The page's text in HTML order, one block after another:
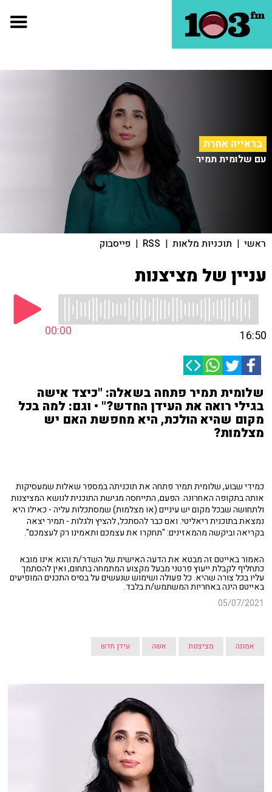
בראייה אחרת
עם שלומית תמיר
ראשי | תוכניות מלאות |
RSS
| פייסבוק
עניין של מציצנות
00:00 16:50
שלומית תמיר פתחה בשאלה: "כיצד אישה
בגילי רואה את העידן החדש?" • וגם: למה בכל
מקום שהיא הולכת, היא מחפשת האם יש
מצלמות?
כמידי שבוע, שלומית תמיר פתחה את תוכניתה במספר שאלות שמעסיקות
אותה בתקופה האחרונה. הפעם, התייחסה מגישת התוכנית לנושא המציצנות
ולתחושה שבכל מקום יש עיניים (או מצלמות) שמסתכלות עליה - כאילו היא
נמצאת בתוכנית ריאליטי. ואם כבר להסתכל, להציץ ולגלות - תמיר יצאה
בקריאה וביקשה מהמאזינים: "תחקרו את עצמכם ותאמינו רק לעצמכם".
האמור באייטם זה מבטא את הדעה האישית של השדר/ת והוא אינו מובא
כתחליף לקבלת ייעוץ פרטני מבעל מקצוע המתמחה בתחום, ואין להסתמך
עליו בכל צורה שהיא. כל פעולה ושימוש שנעשים על בסיס התכנים המופיעים
באייטם הינה באחריות המשתמש/ת בלבד.
05/07/2021
אמונה מציצנות אשה עידן חדש